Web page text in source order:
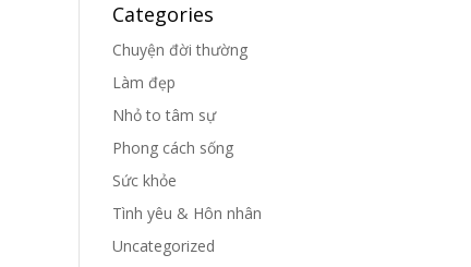
Categories
Chuyện đời thường
Làm đẹp
Nhỏ to tâm sự
Phong cách sống
Sức khỏe
Tình yêu & Hôn nhân
Uncategorized